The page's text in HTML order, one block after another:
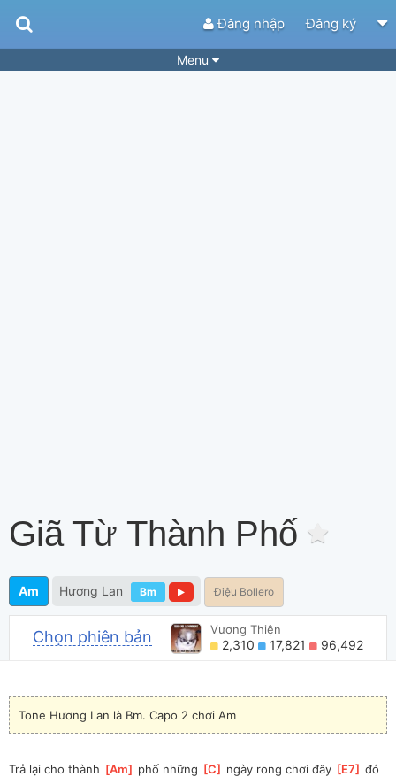
Đăng nhập Đăng ký
Menu
Giã Từ Thành Phố
Am Hương Lan Bm Điệu Bollero
Chọn phiên bản Vương Thiện
2,310 17,821 96,492
Tone Hương Lan là Bm. Capo 2 chơi Am
Trả lại cho thành [Am phố những [C ngày rong chơi đây [E7 ] đó